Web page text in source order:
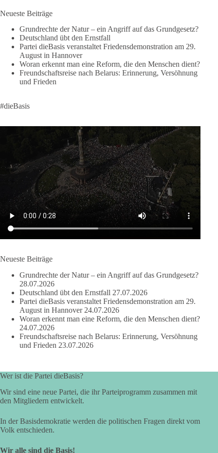
🟩🟩🟦🟦🟥🟥🟧🟧
❤️ Wir freuen uns über deine Unterstützung:
https://diebasis.de/spenden/
#dieBasis #frieden #russandistnichtunserFeind #friedenspartei
377
1 Tag zuvor
Wusstest du, dass ein guter Antrag nicht besser oder schlechter
wird, nur weil er von einer bestimmten Partei kommt?
Sachsen-Anhalt braucht Lösungen für Schule, Pflege,
Wirtschaft, Infrastruktur und die Kommunen. Diese Probleme
werden nicht kleiner, wenn im Landtag zuerst auf Parteifarbe
und erst danach auf den Inhalt geschaut wird.
dieBasis Sachsen-Anhalt steht für Kooperation in Sachfragen.
Jeder Antrag soll danach bewertet werden, ob er dem Land
und den Menschen wirklich nützt.
Zustimmung, wenn ein Vorschlag sinnvoll ist. Ablehnung,
wenn er Sachsen-Anhalt nicht weiterbringt.
💬 Was ist dir wichtiger: der Absender eines Antrags oder das
Ergebnis für Sachsen-Anhalt?
👉 Folgen:
https://www.facebook.com/groups/diebasissachsenanhalt/
24 6 2 Auf Facebook ansehen
Neueste Beiträge
Grundrechte der Natur – ein Angriff auf das Grundgesetz?
Deutschland übt den Ernstfall
Partei dieBasis veranstaltet Friedensdemonstration am 29.
August in Hannover
Woran erkennt man eine Reform, die den Menschen dient?
Freundschaftsreise nach Belarus: Erinnerung, Versöhnung
und Frieden
#dieBasis
Neueste Beiträge
Grundrechte der Natur – ein Angriff auf das Grundgesetz?
28.07.2026
Deutschland übt den Ernstfall 27.07.2026
Partei dieBasis veranstaltet Friedensdemonstration am 29.
August in Hannover 24.07.2026
Woran erkennt man eine Reform, die den Menschen dient?
24.07.2026
Freundschaftsreise nach Belarus: Erinnerung, Versöhnung
und Frieden 23.07.2026
Wer ist die Partei dieBasis?
Wir sind eine neue Partei, die ihr Parteiprogramm zusammen mit
den Mitgliedern entwickelt.
In der Basisdemokratie werden die politischen Fragen direkt vom
Volk entschieden.
Wir alle sind die Basis!